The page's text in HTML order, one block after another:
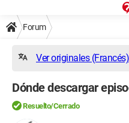
Forum
Ver originales (Francés)
Dónde descargar
Resuelto/Cerrado